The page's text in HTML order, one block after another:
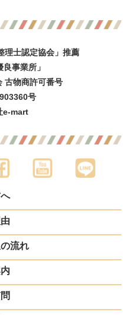
理士認定協会」推薦
良事業所」
古物商許可番号
号
e-mart
流れ